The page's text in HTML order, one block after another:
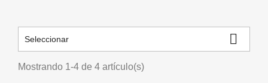
Seleccionar 
Mostrando 1-4 de 4 artículo(s)